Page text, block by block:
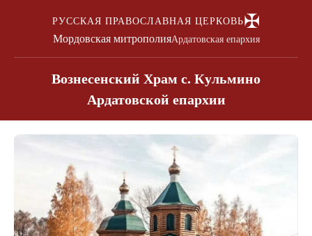
РУССКАЯ ПРАВОСЛАВНАЯ ЦЕРКОВЬ✠
Мордовская митрополияАрдатовская епархия
Вознесенский Храм с. Кульмино
Ардатовской епархии